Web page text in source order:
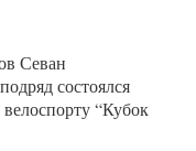
Севан
состоялся
“Кубок